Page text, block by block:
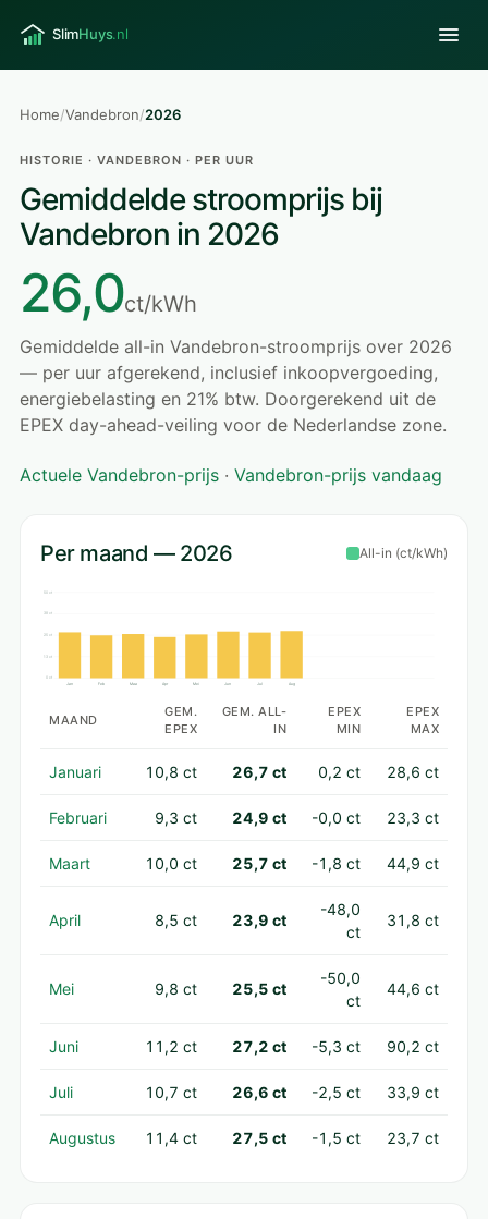
Home/Vandebron/2026
HISTORIE · VANDEBRON · PER UUR
Gemiddelde stroomprijs bij
Vandebron in 2026
26,0ct/kWh
Gemiddelde all-in Vandebron-stroomprijs over 2026
— per uur afgerekend, inclusief inkoopvergoeding,
energiebelasting en 21% btw. Doorgerekend uit de
EPEX day-ahead-veiling voor de Nederlandse zone.
Actuele Vandebron-prijs · Vandebron-prijs vandaag
Per maand — 2026 All-in (ct/kWh)
50 ct
38 ct
25 ct
13 ct
0 ct
Jan Feb Maa Apr Mei Jun Jul Aug
MAAND
GEM.
EPEX
GEM. ALL-
IN
EPEX
MIN
EPEX
MAX
Januari 10,8 ct 26,7 ct 0,2 ct 28,6 ct
Februari 9,3 ct 24,9 ct -0,0 ct 23,3 ct
Maart 10,0 ct 25,7 ct -1,8 ct 44,9 ct
April 8,5 ct 23,9 ct
-48,0
ct
31,8 ct
Mei 9,8 ct 25,5 ct
-50,0
ct
44,6 ct
Juni 11,2 ct 27,2 ct -5,3 ct 90,2 ct
Juli 10,7 ct 26,6 ct -2,5 ct 33,9 ct
Augustus 11,4 ct 27,5 ct -1,5 ct 23,7 ct